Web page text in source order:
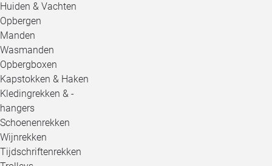
Huiden & Vachten
Opbergen
Manden
Wasmanden
Opbergboxen
Kapstokken & Haken
Kledingrekken & -
hangers
Schoenenrekken
Wijnrekken
Tijdschriftenrekken